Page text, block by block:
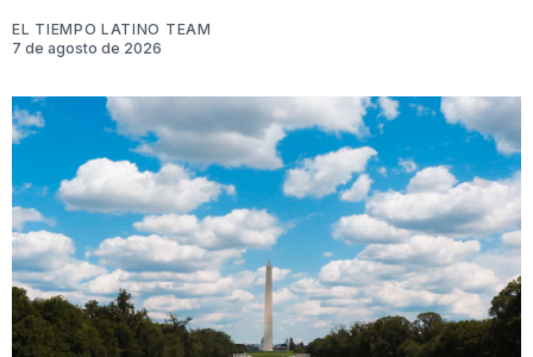
EL TIEMPO LATINO TEAM
7 de agosto de 2026